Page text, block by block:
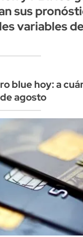
sus
variables
blue hoy: a
agosto